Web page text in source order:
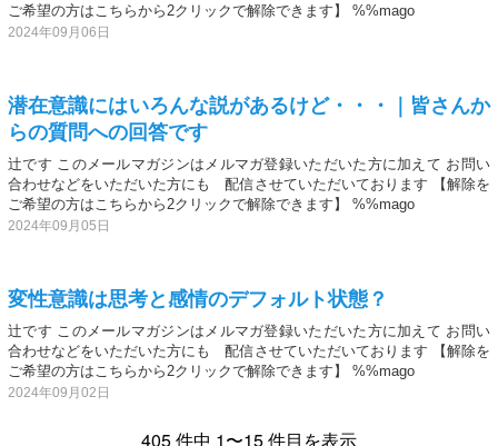
ご希望の方はこちらから2クリックで解除できます】 %%mago
2024年09月06日
潜在意識にはいろんな説があるけど・・・｜皆さんか
らの質問への回答です
辻です このメールマガジンはメルマガ登録いただいた方に加えて お問い
合わせなどをいただいた方にも 配信させていただいております 【解除を
ご希望の方はこちらから2クリックで解除できます】 %%mago
2024年09月05日
変性意識は思考と感情のデフォルト状態？
辻です このメールマガジンはメルマガ登録いただいた方に加えて お問い
合わせなどをいただいた方にも 配信させていただいております 【解除を
ご希望の方はこちらから2クリックで解除できます】 %%mago
2024年09月02日
405 件中 1〜15 件目を表示